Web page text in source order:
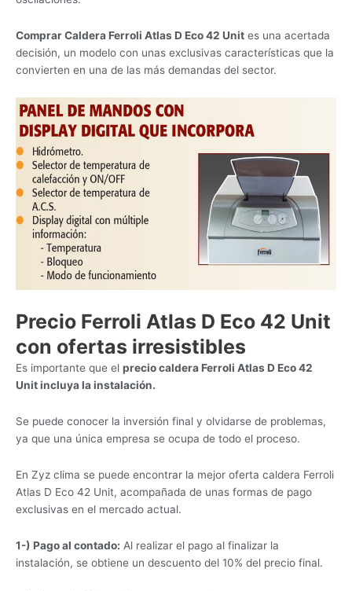
Comprar Caldera Ferroli Atlas D Eco 42 Unit es una acertada
decisión, un modelo con unas exclusivas características que la
convierten en una de las más demandas del sector.
Precio Ferroli Atlas D Eco 42 Unit
con ofertas irresistibles
Es importante que el precio caldera Ferroli Atlas D Eco 42
Unit incluya la instalación.
Se puede conocer la inversión final y olvidarse de problemas,
ya que una única empresa se ocupa de todo el proceso.
En Zyz clima se puede encontrar la mejor oferta caldera Ferroli
Atlas D Eco 42 Unit, acompañada de unas formas de pago
exclusivas en el mercado actual.
1-) Pago al contado: Al realizar el pago al finalizar la
instalación, se obtiene un descuento del 10% del precio final.